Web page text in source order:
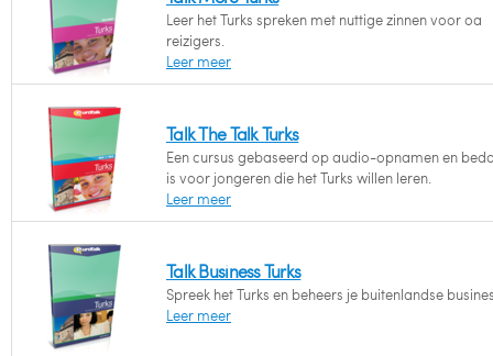
Leer het Turks spreken met nuttige zinnen voor oa
reizigers.
Leer meer
Talk The Talk Turks
Een cursus gebaseerd op audio-opnamen en
is voor jongeren die het Turks willen leren.
Leer meer
Talk Business Turks
Spreek het Turks en beheers je buitenlandse
Leer meer